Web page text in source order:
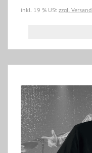
inkl. 19 % USt zzgl.